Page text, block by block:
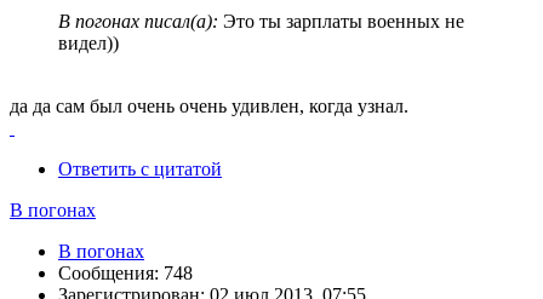
В погонах писал(а): Это ты зарплаты военных не
видел))
да да сам был очень очень удивлен, когда узнал.
Ответить с цитатой
В погонах
В погонах
Сообщения: 748
Зарегистрирован: 02 июл 2013, 07:55